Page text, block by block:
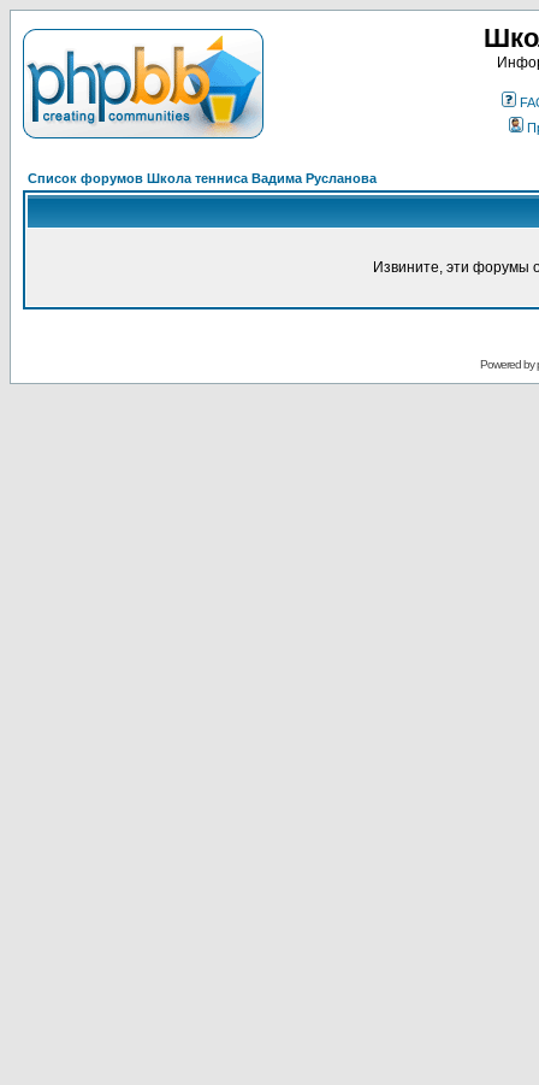
Список форумов Школа тенниса Вадима Русланова
Извините, эти форумы
Powered by